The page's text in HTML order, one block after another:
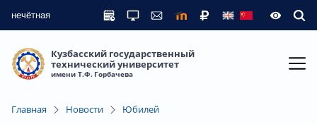
нечётная
Кузбасский государственный
технический университет
имени Т.Ф. Горбачева
Главная Новости Юбилей